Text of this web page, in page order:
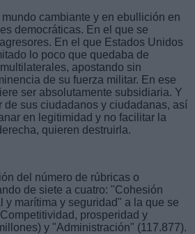
cambiante y en ebullición en
democráticas. En el que se
En el que Estados Unidos
lo poco que quedaba de
apostando sin
de su fuerza militar. En ese
ser absolutamente subsidiaria. Y
sus ciudadanos y ciudadanas, así
en legitimidad y no facilitar la
quieren destruirla.
del número de rúbricas o
de siete a cuatro: "Cohesión
y marítima y seguridad" a la que se
prosperidad y
y "Administración" (117.877).